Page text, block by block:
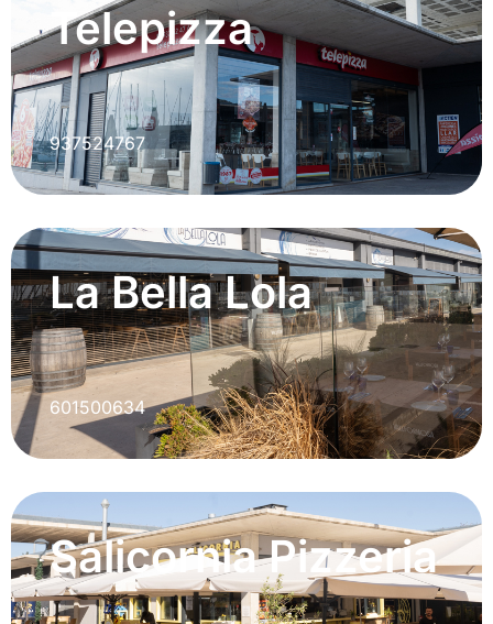
Telepizza
937524767
La Bella Lola
601500634
Salicornia Pizzeria